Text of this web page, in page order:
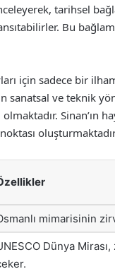
tarihsel
Bu
için sadece bir
sanatsal ve teknik
Sinan’ın
mimarisinin
Dünya